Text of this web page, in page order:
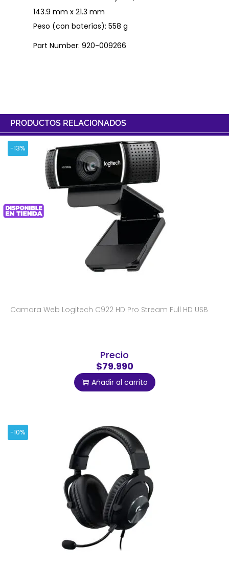
143.9 mm x 21.3 mm
Peso (con baterías): 558 g
Part Number: 920-009266
PRODUCTOS RELACIONADOS
-13%
Camara Web Logitech C922 HD Pro Stream Full HD USB
Precio
$79.990
Añadir al carrito
-10%